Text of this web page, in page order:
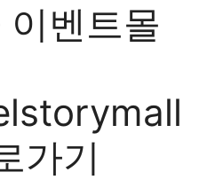
벤트몰
가기